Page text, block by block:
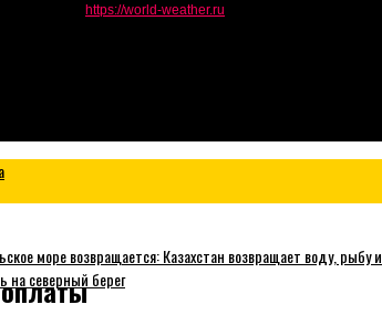
https://world-weather.ru
море возвращается: Казахстан возвращает воду, рыбу и
на северный берег